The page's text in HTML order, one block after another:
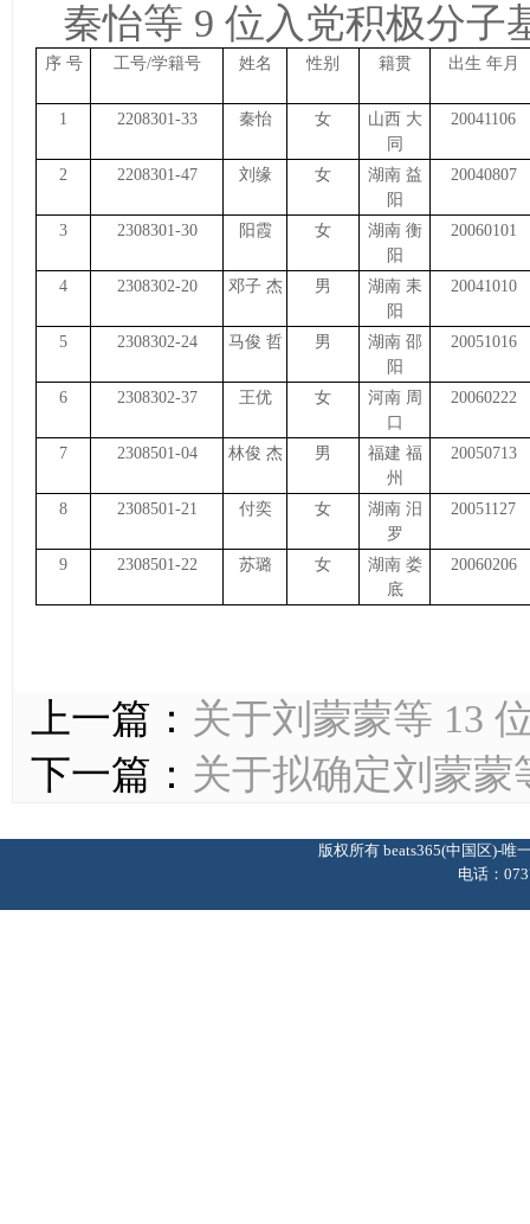
秦怡等 9 位入党积极分子
序 号 工号/学籍号 姓名 性别 籍贯 出生 年月
1 2208301-33 秦怡 女
山西 大
同
20041106
2 2208301-47 刘缘 女
湖南 益
阳
20040807
3 2308301-30 阳霞 女
湖南 衡
阳
20060101
4 2308302-20 邓子 杰 男
湖南 耒
阳
20041010
5 2308302-24 马俊 哲 男
湖南 邵
阳
20051016
6 2308302-37 王优 女
河南 周
口
20060222
7 2308501-04 林俊 杰 男
福建 福
州
20050713
8 2308501-21 付奕 女
湖南 汨
罗
20051127
9 2308501-22 苏璐 女
湖南 娄
底
20060206
上一篇： 关于刘蒙蒙等 13
下一篇： 关于拟确定刘蒙蒙
版权所有 beats365(中国区)-
电话：